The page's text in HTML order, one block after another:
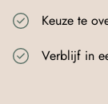
Keuze te
Verblijf in